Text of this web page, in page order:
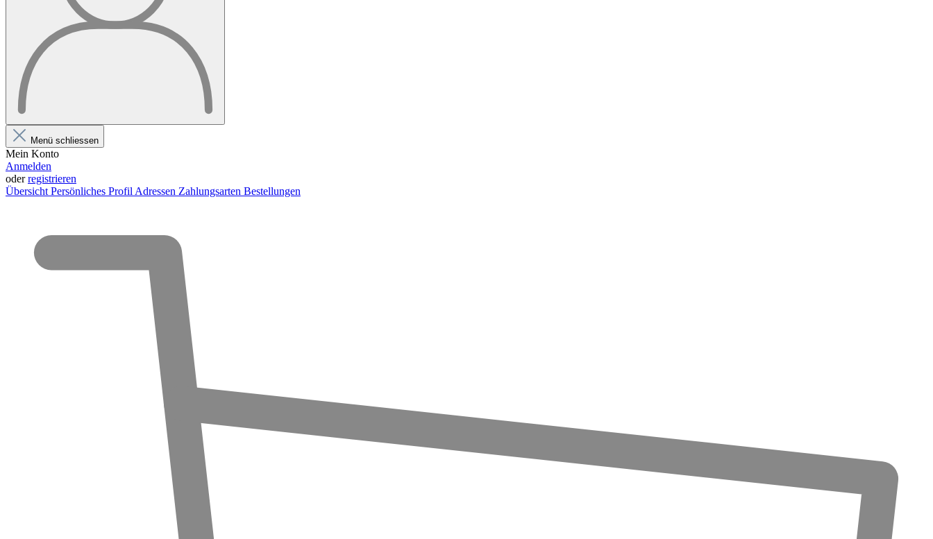
Menü schliessen
Mein Konto
Anmelden
oderregistrieren
Übersicht Persönliches Profil Adressen Zahlungsarten Bestellungen